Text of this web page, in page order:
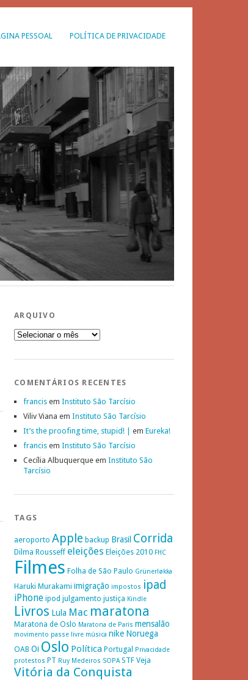
PESSOAL POLÍTICA DE PRIVACIDADE
ARQUIVO
Arquivo
COMENTÁRIOS RECENTES
francis em Instituto São Tarcísio
Viliv Viana em Instituto São Tarcísio
It’s the proofing time, stupid! |
em Eureka!
francis em Instituto São Tarcísio
Cecília Albuquerque em Instituto São
Tarcísio
TAGS
aeroporto Apple backup Brasil Corrida
Dilma Rousseff eleições Eleições 2010 FHC
Filmes Folha de São Paulo Grünerløkka
Haruki Murakami imigração impostos ipad
iPhone ipod julgamento justiça Kindle
Livros Lula Mac maratona
Maratona de Oslo Maratona de Paris mensalão
movimento passe livre música nike Noruega
OAB Oi Oslo Política Portugal
Privacidade
protestos PT Ruy Medeiros SOPA STF Veja
Vitória da Conquista